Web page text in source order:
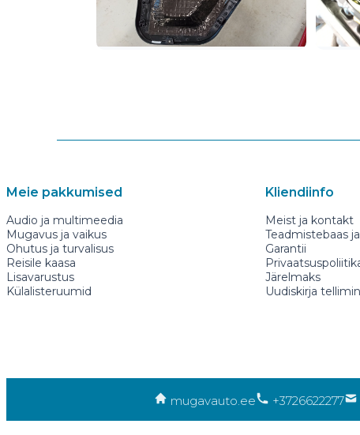
Meie pakkumised
Audio ja multimeedia
Mugavus ja vaikus
Ohutus ja turvalisus
Reisile kaasa
Lisavarustus
Külalisteruumid
Kliendiinfo
Meist ja kontakt
Teadmistebaas
Garantii
Järelmaks
Uudiskirja
mugavauto.ee +3726622277